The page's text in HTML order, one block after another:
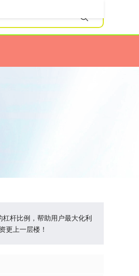
杆比例，帮助用户最大化利
更上一层楼！